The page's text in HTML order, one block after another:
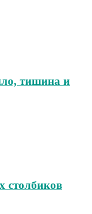
тишина и
столбиков